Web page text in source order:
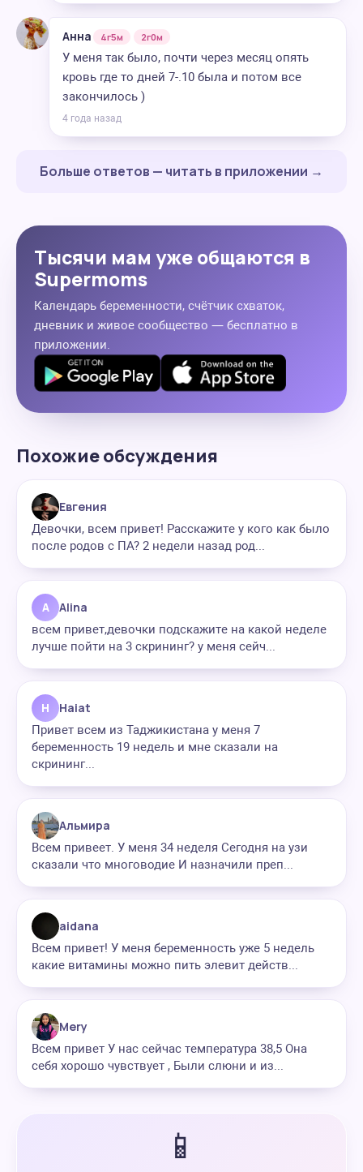
Анна 4г5м 2г0м
У меня так было, почти через месяц опять
кровь где то дней 7-.10 была и потом все
закончилось )
4 года назад
Больше ответов — читать в приложении →
Тысячи мам уже общаются в
Supermoms
Календарь беременности, счётчик схваток,
дневник и живое сообщество — бесплатно в
приложении.
Похожие обсуждения
Евгения
Девочки, всем привет! Расскажите у кого как было
после родов с ПА? 2 недели назад род...
A Alina
всем привет,девочки подскажите на какой неделе
лучше пойти на 3 скрининг? у меня сейч...
H Haiat
Привет всем из Таджикистана у меня 7
беременность 19 недель и мне сказали на
скрининг...
Альмира
Всем привеет. У меня 34 неделя Сегодня на узи
сказали что многоводие И назначили преп...
aidana
Всем привет! У меня беременность уже 5 недель
какие витамины можно пить элевит действ...
Mery
Всем привет У нас сейчас температура 38,5 Она
себя хорошо чувствует , Были слюни и из...
📱